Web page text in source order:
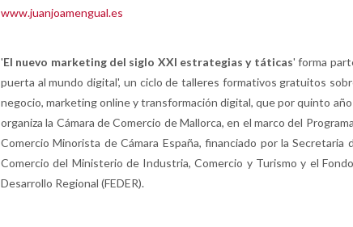
www.juanjoamengual.es
'El nuevo marketing del siglo XXI estrategias y táticas' forma
puerta al mundo digital', un ciclo de talleres formativos gratuitos
negocio, marketing online y transformación digital, que por quinto
organiza la Cámara de Comercio de Mallorca, en el marco del
Comercio Minorista de Cámara España, financiado por la Secretaria
Comercio del Ministerio de Industria, Comercio y Turismo y el
Desarrollo Regional (FEDER).